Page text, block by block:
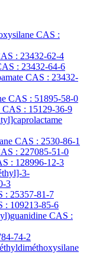
CAS :
: 23432-62-4
: 23432-64-6
CAS : 23432-
CAS : 51895-58-0
: 15129-36-9
CAS : 2530-86-1
: 227085-51-0
: 128996-12-3
3-
3
: 25357-81-7
: 109213-85-6
CAS :
74-2